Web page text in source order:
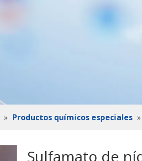
» Productos químicos especiales »
Sulfamato de